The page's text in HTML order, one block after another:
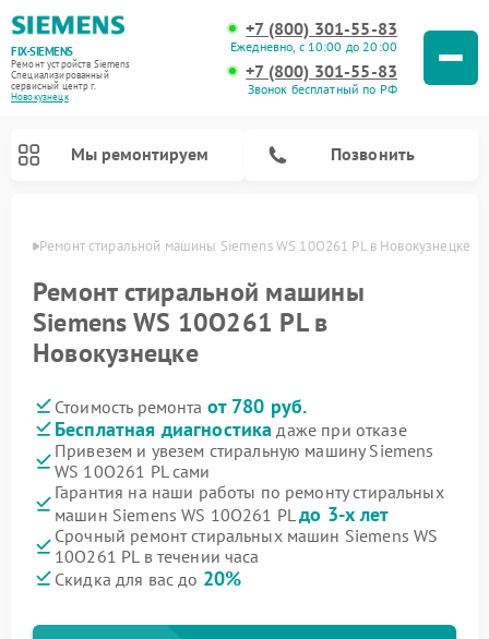
FIX-SIEMENS
Ремонт устройств Siemens
Специализированный
cервисный центр г.
Новокузнецк
+7 (800) 301-55-83
Ежедневно, с 10:00 до 20:00
+7 (800) 301-55-83
Звонок бесплатный по РФ
Мы ремонтируем Позвонить
Ремонт стиральной машины Siemens WS 10O261 PL в Новокузнецке
Ремонт стиральной машины
Siemens WS 10O261 PL в
Новокузнецке
Стоимость ремонта от 780 руб.
Бесплатная диагностика даже при отказе
Привезем и увезем стиральную машину Siemens
WS 10O261 PL сами
Гарантия на наши работы по ремонту стиральных
машин Siemens WS 10O261 PLдо 3-х лет
Срочный ремонт стиральных машин Siemens WS
10O261 PL в течении часа
Скидка для вас до 20%